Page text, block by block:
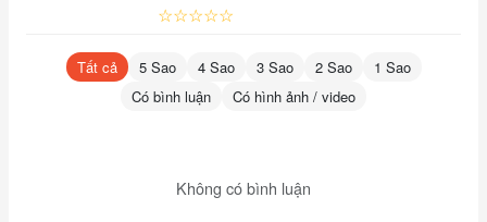
☆☆☆☆☆
Tất cả 5 Sao 4 Sao 3 Sao 2 Sao
1 Sao
Có bình luận
Có hình ảnh / video
Không có bình luận